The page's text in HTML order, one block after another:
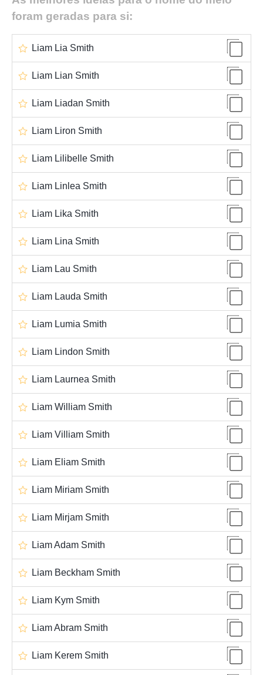
foram geradas para si:
Liam Lia Smith
Liam Lian Smith
Liam Liadan Smith
Liam Liron Smith
Liam Lilibelle Smith
Liam Linlea Smith
Liam Lika Smith
Liam Lina Smith
Liam Lau Smith
Liam Lauda Smith
Liam Lumia Smith
Liam Lindon Smith
Liam Laurnea Smith
Liam William Smith
Liam Villiam Smith
Liam Eliam Smith
Liam Miriam Smith
Liam Mirjam Smith
Liam Adam Smith
Liam Beckham Smith
Liam Kym Smith
Liam Abram Smith
Liam Kerem Smith